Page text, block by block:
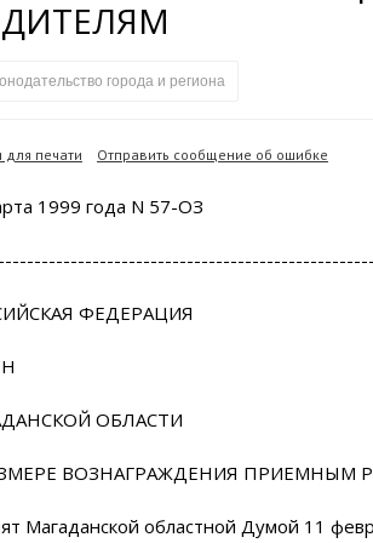
славы
маршруты
не бить
города и региона
для печати Отправить сообщение об ошибке
1999 года N 57-ОЗ
ФЕДЕРАЦИЯ
ОБЛАСТИ
ВОЗНАГРАЖДЕНИЯ ПРИЕМНЫМ
Магаданской областной Думой 11